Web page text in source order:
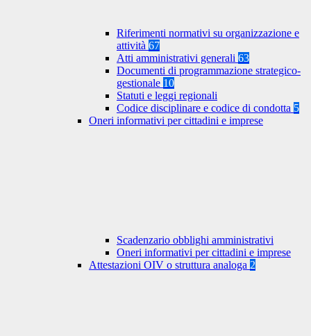
Riferimenti normativi su organizzazione e
attività 67
Atti amministrativi generali 63
Documenti di programmazione strategico-
gestionale 10
Statuti e leggi regionali
Codice disciplinare e codice di condotta 5
Oneri informativi per cittadini e imprese
Scadenzario obblighi amministrativi
Oneri informativi per cittadini e imprese
Attestazioni OIV o struttura analoga 2